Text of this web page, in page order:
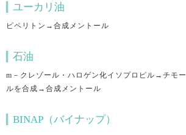
ユーカリ油
ピペリトン→合成メントール
石油
m－クレゾール・ハロゲン化イソプロピル→チモー
ルを合成→合成メントール
BINAP（バイナップ）